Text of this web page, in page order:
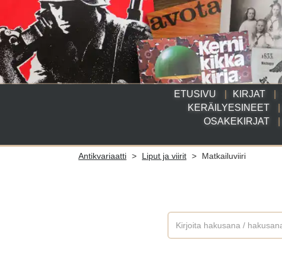
ETUSIVU KIRJAT
KERÄILYESINEET
OSAKEKIRJAT
Antikvariaatti > Liput ja viirit > Matkailuviiri